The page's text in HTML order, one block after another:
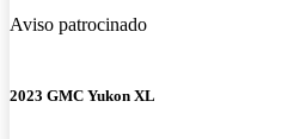
Aviso patrocinado
2023 GMC Yukon XL